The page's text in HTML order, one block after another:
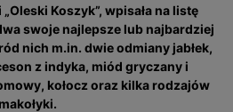
Koszyk”, wpisała na listę
swoje najlepsze lub najbardziej
nich m.in. dwie odmiany jabłek,
z indyka, miód gryczany i
kołocz oraz kilka rodzajów